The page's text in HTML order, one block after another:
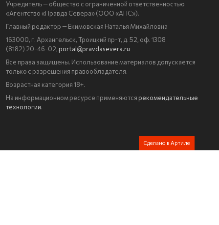
Учредитель — общество с ограниченной ответственностью
«Агентство «Правда Севера» (ООО «АПС»).
Главный редактор — Екимовская Наталья Михайловна
163000, г. Архангельск, Троицкий пр-т, д. 52, оф. 1308
(8182) 20-46-02, portal@pravdasevera.ru
Все права защищены. Использование материалов допускается
только с разрешения правообладателя.
Возрастная категория 18+.
На информационном ресурсе применяются рекомендательные
технологии.
Сделано в Артиле